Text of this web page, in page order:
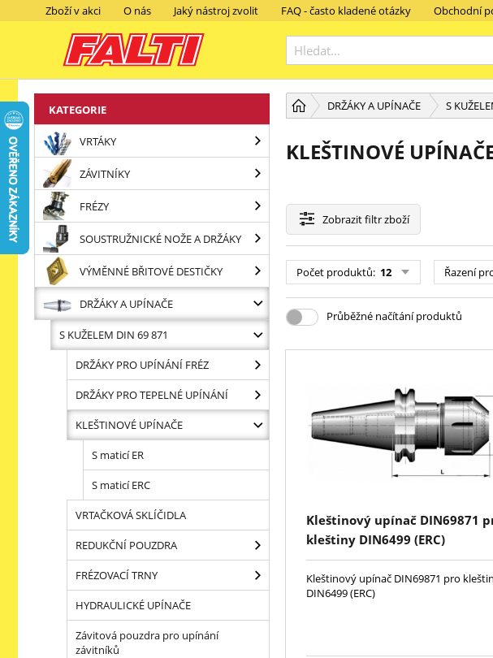
Zboží v akci O nás Jaký nástroj zvolit FAQ - často kladené otázky Obchodní
DRŽÁKY A UPÍNAČE S
KLEŠTINOVÉ
Zobrazitfiltr zboží
Počet produktů: 12 Řazení
Průběžné načítání produktů
Kleštinový upínač DIN69871
kleštiny DIN6499 (ERC)
Kleštinový upínač DIN69871 pro
DIN6499 (ERC)
KATEGORIE
VRTÁKY
ZÁVITNÍKY
FRÉZY
SOUSTRUŽNICKÉ NOŽE A DRŽÁKY
VÝMĚNNÉ BŘITOVÉ DESTIČKY
DRŽÁKY A UPÍNAČE
S KUŽELEM DIN 69 871
DRŽÁKY PRO UPÍNÁNÍ FRÉZ
DRŽÁKY PRO TEPELNÉ UPÍNÁNÍ
KLEŠTINOVÉ UPÍNAČE
S maticí ER
S maticí ERC
VRTAČKOVÁ SKLÍČIDLA
REDUKČNÍ POUZDRA
FRÉZOVACÍ TRNY
HYDRAULICKÉ UPÍNAČE
Závitová pouzdra pro upínání
závitníků